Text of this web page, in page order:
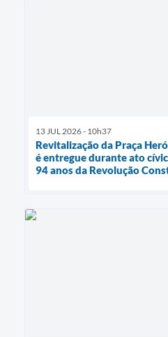
13 JUL 2026 - 10h37
Revitalização da Praça
é entregue durante ato
94 anos da Revolução